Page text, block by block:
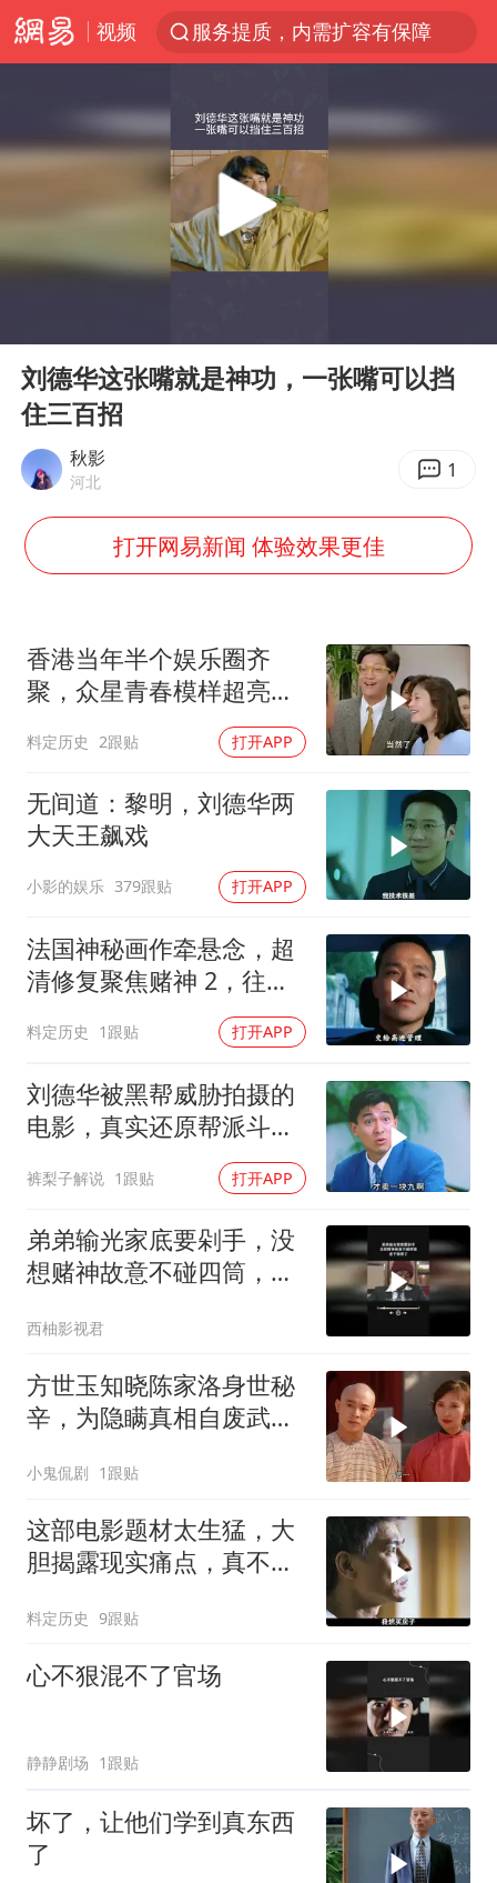
视频
服务提质，内需扩容有保障
米兰1-1国米
台风白海豚或在华东沿海登陆
因凡蒂诺首次公开道歉
人贩子“梅姨”真实姓名曝光
22岁女生南太行山失联已超十天
汕头市政府被约谈
嘲讽周星驰无儿女没朋友 李修贤道歉
坚持党全面领导和党中央集中统一领导
Play
刘德华这张嘴就是神功，一张嘴可以挡
住三百招
秋影
河北 1
打开网易新闻 体验效果更佳
香港当年半个娱乐圈齐
聚，众星青春模样超亮
眼，星爷现身瞬间惊艳
料定历史 2跟贴 打开APP
无间道：黎明，刘德华两
大天王飙戏
小影的娱乐 379跟贴 打开APP
法国神秘画作牵悬念，超
清修复聚焦赌神 2，往昔
料定历史 1跟贴 打开APP
刘德华被黑帮威胁拍摄的
电影，真实还原帮派斗
裤梨子解说 1跟贴 打开APP
弟弟输光家底要剁手，没
想赌神故意不碰四筒，老
西柚影视君
方世玉知晓陈家洛身世秘
辛，为隐瞒真相自废武
小鬼侃剧 1跟贴
这部电影题材太生猛，大
胆揭露现实痛点，真不愧
料定历史 9跟贴
心不狠混不了官场
静静剧场 1跟贴
坏了，让他们学到真东西
了